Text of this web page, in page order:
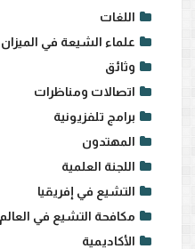
اللغات
علماء الشيعة في الميزان
وثائق
اتصالات ومناظرات
برامج تلفزيونية
المهتدون
اللجنة العلمية
التشيع في إفريقيا
مكافحة التشيع في العالم
الأكاديمية